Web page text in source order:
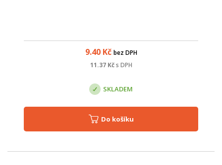
9.40Kč bez DPH
11.37Kč s DPH
SKLADEM
Do košíku